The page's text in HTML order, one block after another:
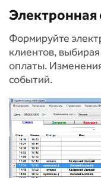
Электронная
Формируйте
клиентов,
оплаты.
событий.